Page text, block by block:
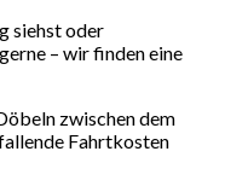
siehst oder
– wir finden eine
zwischen dem
Fahrtkosten